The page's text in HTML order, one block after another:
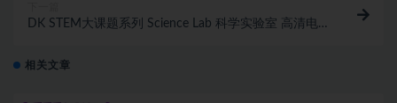
DK STEM大课题系列 Science Lab 科学实验室 高清电
相关文章